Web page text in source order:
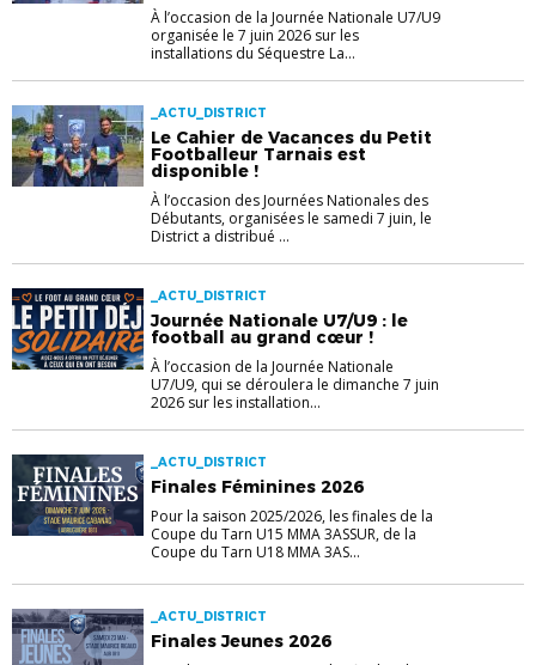
À l’occasion de la Journée Nationale U7/U9
organisée le 7 juin 2026 sur les
installations du Séquestre La...
_ACTU_DISTRICT
Le Cahier de Vacances du Petit
Footballeur Tarnais est
disponible !
À l’occasion des Journées Nationales des
Débutants, organisées le samedi 7 juin, le
District a distribué ...
_ACTU_DISTRICT
Journée Nationale U7/U9 : le
football au grand cœur !
À l’occasion de la Journée Nationale
U7/U9, qui se déroulera le dimanche 7 juin
2026 sur les installation...
_ACTU_DISTRICT
Finales Féminines 2026
Pour la saison 2025/2026, les finales de la
Coupe du Tarn U15 MMA 3ASSUR, de la
Coupe du Tarn U18 MMA 3AS...
_ACTU_DISTRICT
Finales Jeunes 2026